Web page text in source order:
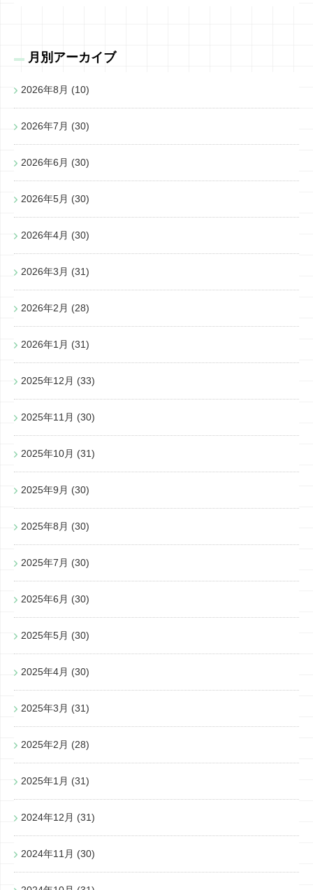
月別アーカイブ
2026年8月 (10)
2026年7月 (30)
2026年6月 (30)
2026年5月 (30)
2026年4月 (30)
2026年3月 (31)
2026年2月 (28)
2026年1月 (31)
2025年12月 (33)
2025年11月 (30)
2025年10月 (31)
2025年9月 (30)
2025年8月 (30)
2025年7月 (30)
2025年6月 (30)
2025年5月 (30)
2025年4月 (30)
2025年3月 (31)
2025年2月 (28)
2025年1月 (31)
2024年12月 (31)
2024年11月 (30)